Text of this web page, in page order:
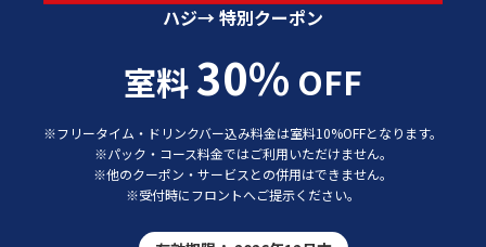
ハジ→ 特別クーポン
室料30% OFF
※フリータイム・ドリンクバー込み料金は室料10%OFFとなります。
※パック・コース料金ではご利用いただけません。
※他のクーポン・サービスとの併用はできません。
※受付時にフロントへご提示ください。